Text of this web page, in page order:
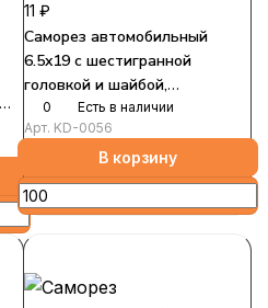
11 ₽
Саморез автомобильный
6.5x19 с шестигранной
головкой и шайбой,
золотистый S=10
0
Есть в наличии
Арт. KD-0056
В корзину